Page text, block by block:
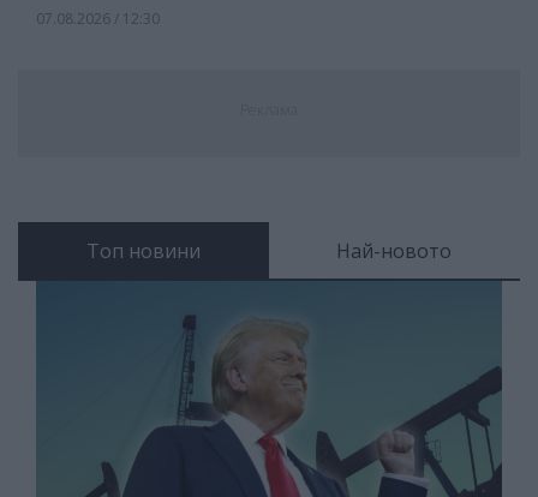
07.08.2026 / 12:30
Топ новини Най-новото